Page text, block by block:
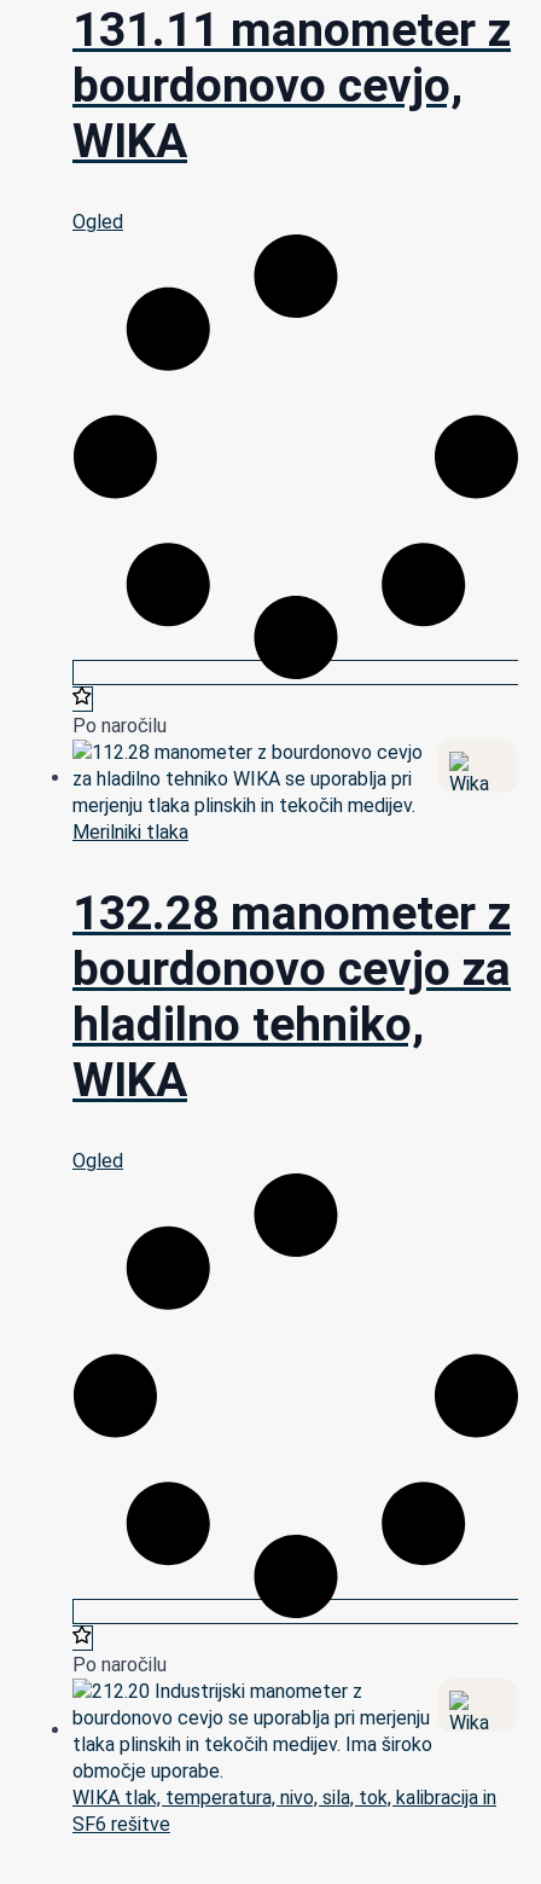
131.11 manometer z
bourdonovo cevjo,
WIKA
Ogled
Po naročilu
Merilniki tlaka
132.28 manometer z
bourdonovo cevjo za
hladilno tehniko,
WIKA
Ogled
Po naročilu
WIKA tlak, temperatura, nivo, sila, tok, kalibracija in
SF6 rešitve